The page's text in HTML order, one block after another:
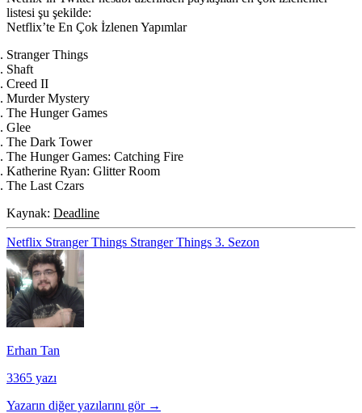
listesi şu şekilde:
Netflix’te En Çok İzlenen Yapımlar
Stranger Things
Shaft
Creed II
Murder Mystery
The Hunger Games
Glee
The Dark Tower
The Hunger Games: Catching Fire
Katherine Ryan: Glitter Room
The Last Czars
Kaynak: Deadline
Netflix Stranger Things Stranger Things 3. Sezon
Erhan Tan
3365 yazı
Yazarın diğer yazılarını gör →